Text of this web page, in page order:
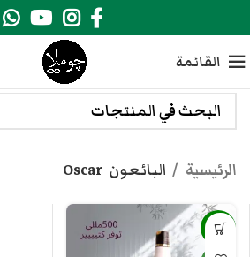
القائمة
الرئيسية البائعون Oscar
-26%